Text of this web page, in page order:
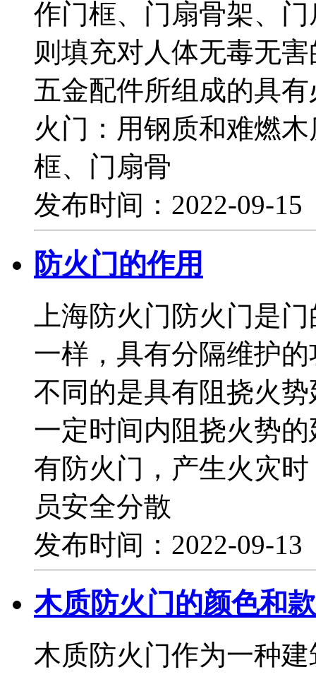
作门框、门扇骨架、
则填充对人体无毒无
五金配件所组成的具
火门：用钢质和难燃
框、门扇骨
发布时间：2022-09-
防火门的作用
上海防火门防火门是
一样，具有分隔维护
不同的是具有阻挠火
一定时间内阻挠火势
有防火门，产生火灾
员安全分散
发布时间：2022-09-
木质防火门的颜色和
木质防火门作为一种